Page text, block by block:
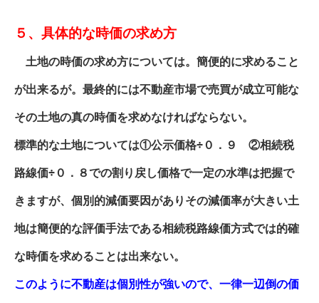
５、具体的な時価の求め方
土地の時価の求め方については。簡便的に求めること
が出来るが。最終的には不動産市場で売買が成立可能な
その土地の真の時価を求めなければならない。
標準的な土地については①公示価格÷０．９ ②相続税
路線価÷０．８での割り戻し価格で一定の水準は把握で
きますが、個別的減価要因がありその減価率が大きい土
地は簡便的な評価手法である相続税路線価方式では的確
な時価を求めることは出来ない。
このように不動産は個別性が強いので、一律一辺倒の価